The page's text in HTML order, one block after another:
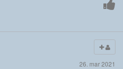
26. mar 2021